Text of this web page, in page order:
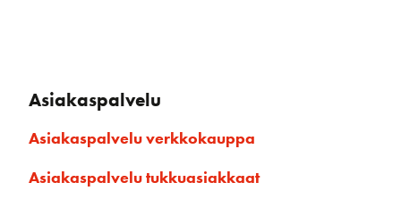
Asiakaspalvelu
Asiakaspalvelu verkkokauppa
Asiakaspalvelu tukkuasiakkaat